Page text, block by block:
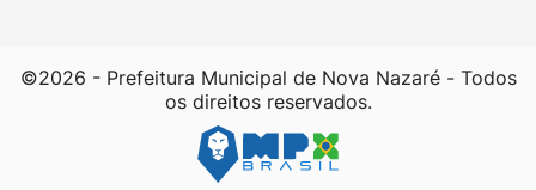
©2026 - Prefeitura Municipal de Nova Nazaré - Todos
os direitos reservados.